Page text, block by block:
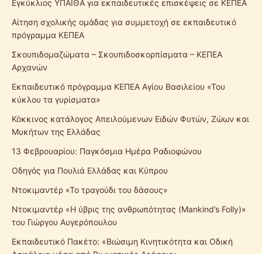
Εγκύκλιος ΥΠΑΙΘΑ για εκπαιδευτικές επισκέψεις σε ΚΕΠΕΑ
Αίτηση σχολικής ομάδας για συμμετοχή σε εκπαιδευτικό
πρόγραμμα ΚΕΠΕΑ
Σκουπιδομαζώματα – Σκουπιδοσκορπίσματα – ΚΕΠΕΑ
Αρχανών
Εκπαιδευτικό πρόγραμμα ΚΕΠΕΑ Αγίου Βασιλείου «Του
κύκλου τα γυρίσματα»
Κόκκινος κατάλογος Απειλούμενων Ειδών Φυτών, Ζώων και
Μυκήτων της Ελλάδας
13 Φεβρουαρίου: Παγκόσμια Ημέρα Ραδιοφώνου
Οδηγός για Πουλιά Ελλάδας και Κύπρου
Ντοκιμαντέρ «Το τραγούδι του δάσους»
Ντοκιμαντέρ «Η ύβρις της ανθρωπότητας (Mankind’s Folly)»
του Γιώργου Αυγερόπουλου
Εκπαιδευτικό Πακέτο: «Βιώσιμη Κινητικότητα και Οδική